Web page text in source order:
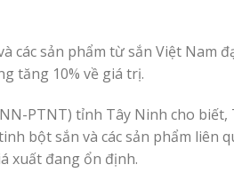
sản phẩm từ sắn Việt Nam
tăng 10% về giá trị.
PTNT) tỉnh Tây Ninh cho biết,
bột sắn và các sản phẩm liên
xuất đang ổn định.